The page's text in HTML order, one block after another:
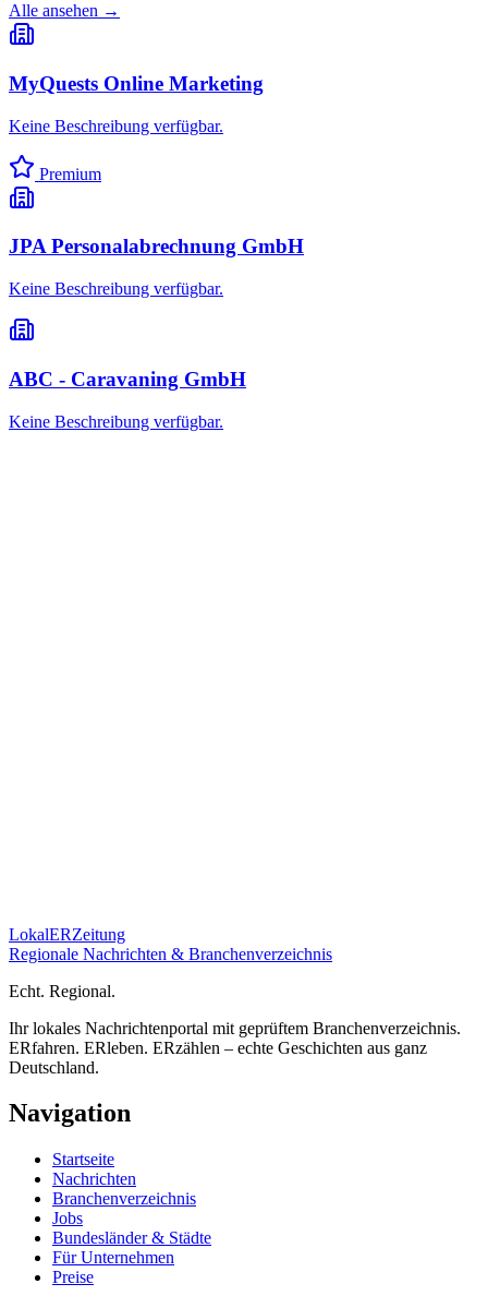
Alle ansehen →
MyQuests Online Marketing
Keine Beschreibung verfügbar.
Premium
JPA Personalabrechnung GmbH
Keine Beschreibung verfügbar.
ABC - Caravaning GmbH
Keine Beschreibung verfügbar.
LokalERZeitung
Regionale Nachrichten & Branchenverzeichnis
Echt. Regional.
Ihr lokales Nachrichtenportal mit geprüftem Branchenverzeichnis.
ERfahren. ERleben. ERzählen – echte Geschichten aus ganz
Deutschland.
Navigation
Startseite
Nachrichten
Branchenverzeichnis
Jobs
Bundesländer & Städte
Für Unternehmen
Preise